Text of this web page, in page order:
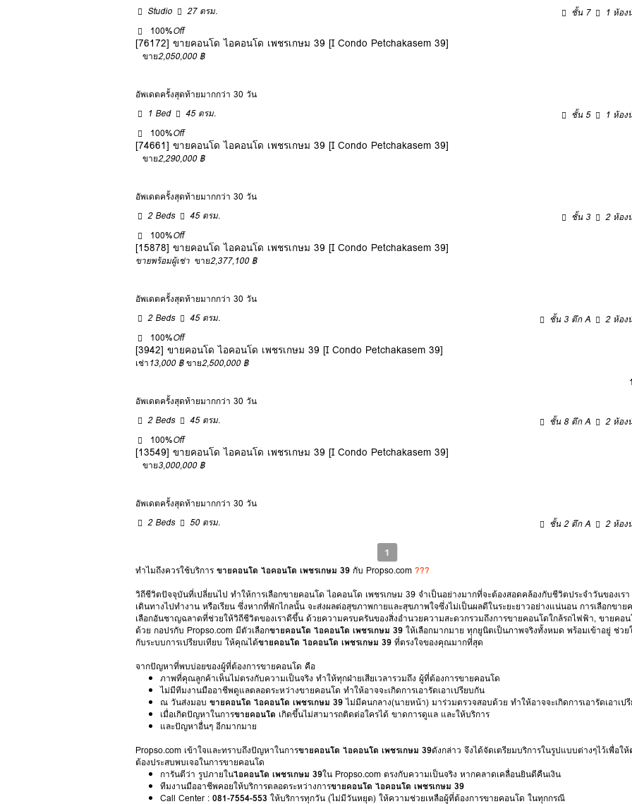
Studio
27 ตรม. ชั้น 7
1 ห้อง
100%Off
[76172] ขายคอนโด ไอคอนโด เพชรเกษม 39 [I Condo Petchakasem 39]
ขาย2,050,000 ฿
อัพเดตครั้งสุดท้ายมากกว่า 30 วัน
1 Bed
45 ตรม. ชั้น 5
1 ห้อง
100%Off
[74661] ขายคอนโด ไอคอนโด เพชรเกษม 39 [I Condo Petchakasem 39]
ขาย2,290,000 ฿
อัพเดตครั้งสุดท้ายมากกว่า 30 วัน
2 Beds
45 ตรม. ชั้น 3
2 ห้อง
100%Off
[15878] ขายคอนโด ไอคอนโด เพชรเกษม 39 [I Condo Petchakasem 39]
ขายพร้อมผู้เช่า ขาย2,377,100 ฿
อัพเดตครั้งสุดท้ายมากกว่า 30 วัน
2 Beds
45 ตรม. ชั้น 3 ตึก A
2 ห้อง
100%Off
[3942] ขายคอนโด ไอคอนโด เพชรเกษม 39 [I Condo Petchakasem 39]
เช่า13,000 ฿ ขาย2,500,000 ฿
อัพเดตครั้งสุดท้ายมากกว่า 30 วัน
2 Beds
45 ตรม. ชั้น 8 ตึก A
2 ห้อง
100%Off
[13549] ขายคอนโด ไอคอนโด เพชรเกษม 39 [I Condo Petchakasem 39]
ขาย3,000,000 ฿
อัพเดตครั้งสุดท้ายมากกว่า 30 วัน
2 Beds
50 ตรม. ชั้น 2 ตึก A 2 ห้อง
1
ทำไมถึงควรใช้บริการ ขายคอนโด ไอคอนโด เพชรเกษม 39 กับ Propso.com ???
วิถีชีวิตปัจจุบันที่เปลี่ยนไป ทำให้การเลือกขายคอนโด ไอคอนโด เพชรเกษม 39 จำเป็นอย่างมากที่จะต้องสอดคล้องกับชีวิตประจำวันของเร
เดินทางไปทำงาน หรือเรียน ซึ่งหากที่พักไกลนั้น จะส่งผลต่อสุขภาพกายและสุขภาพใจซึ่งไม่เป็นผลดีในระยะยาวอย่างแน่นอน การเลือกขา
เลือกอันชาญฉลาดที่ช่วยให้วิถีชีวิตของเราดีขึ้น ด้วยความครบครันของสิ่งอำนวยความสะดวกรวมถึงการขายคอนโดใกล้รถไฟฟ้า, ขายคอ
ด้วย กอปรกับ Propso.com มีตัวเลือกขายคอนโด ไอคอนโด เพชรเกษม 39 ให้เลือกมากมาย ทุกยูนิตเป็นภาพจริงทั้งหมด พร้อมเข้าอยู่ ช่ว
กับระบบการเปรียบเทียบ ให้คุณได้ขายคอนโด ไอคอนโด เพชรเกษม 39 ที่ตรงใจของคุณมากที่สุด
จากปัญหาที่พบบ่อยของผู้ที่ต้องการขายคอนโด คือ
ภาพที่คุณลูกค้าเห็นไม่ตรงกับความเป็นจริง ทำให้ทุกฝ่ายเสียเวลารวมถึง ผู้ที่ต้องการขายคอนโด
ไม่มีทีมงานมืออาชีพดูแลตลอดระหว่างขายคอนโด ทำให้อาจจะเกิดการเอารัดเอาเปรียบกัน
ณ วันส่งมอบ ขายคอนโด ไอคอนโด เพชรเกษม 39ไม่มีคนกลาง(นายหน้า) มาร่วมตรวจสอบด้วย ทำให้อาจจะเกิดการเอารัดเอาเป
เมื่อเกิดปัญหาในการขายคอนโด เกิดขึ้นไม่สามารถติดต่อใครได้ ขาดการดูแล และให้บริการ
และปัญหาอื่นๆ อีกมากมาย
Propso.com เข้าใจและทราบถึงปัญหาในการขายคอนโด ไอคอนโด เพชรเกษม 39ดังกล่าว จึงได้จัดเตรียมบริการในรูปแบบต่างๆไว้เพื่อ
ต้องประสบพบเจอในการขายคอนโด
การันตีว่า รูปภายในไอคอนโด เพชรเกษม 39ใน Propso.com ตรงกับความเป็นจริง หากคลาดเคลื่อนยินดีคืนเงิน
ทีมงานมืออาชีพคอยให้บริการตลอดระหว่างการขายคอนโด ไอคอนโด เพชรเกษม 39
Call Center : 081-7554-553 ให้บริการทุกวัน (ไม่มีวันหยุด) ให้ความช่วยเหลือผู้ที่ต้องการขายคอนโด ในทุกกรณี